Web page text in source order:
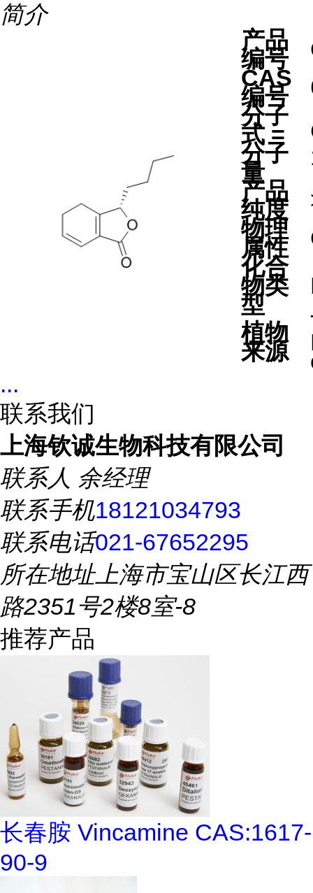
简介
产品
编号
CAS
编号
分子
式 =
分子
量
产品
纯度
物理
属性
化合
物类
型
植物
来源
...
联系我们
上海钦诚生物科技有限公司
联系人 余经理
联系手机18121034793
联系电话021-67652295
所在地址上海市宝山区长江西
路2351号2楼8室-8
推荐产品
长春胺 Vincamine CAS:1617-
90-9